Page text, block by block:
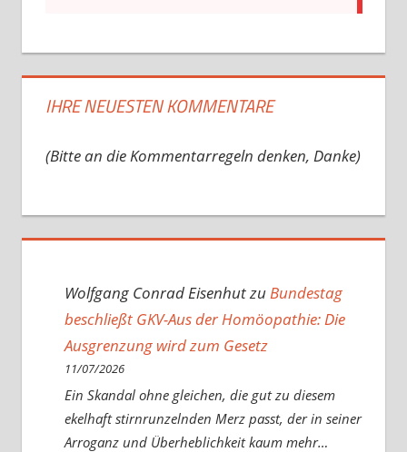
IHRE NEUESTEN KOMMENTARE
(Bitte an die Kommentarregeln denken, Danke)
Wolfgang Conrad Eisenhutzu Bundestag
beschließt GKV-Aus der Homöopathie: Die
Ausgrenzung wird zum Gesetz
11/07/2026
Ein Skandal ohne gleichen, die gut zu diesem
ekelhaft stirnrunzelnden Merz passt, der in seiner
Arroganz und Überheblichkeit kaum mehr…